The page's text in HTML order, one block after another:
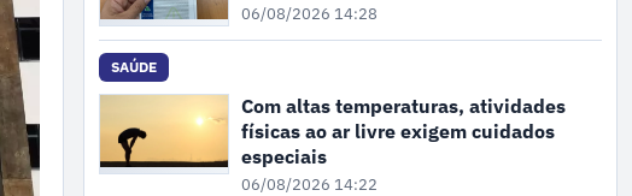
06/08/2026 14:28
SAÚDE
Com altas temperaturas, atividades
físicas ao ar livre exigem cuidados
especiais
06/08/2026 14:22